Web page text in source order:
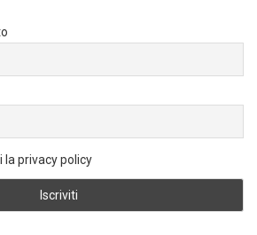
la privacy policy